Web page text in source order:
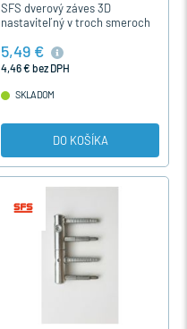
SFS dverový záves 3D
nastaviteľný v troch smeroch
určený pre interiérové a ľahšie
vchodové dvere otváravé dnu.
5,49 €
4,46 € bez DPH
SKLADOM
DO KOŠÍKA